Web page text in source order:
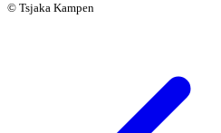
© Tsjaka Kampen